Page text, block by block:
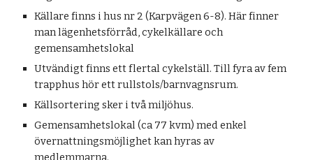
Källare finns i hus nr 2 (Karpvägen 6-8). Här finner
man lägenhetsförråd, cykelkällare och
gemensamhetslokal
Utvändigt finns ett flertal cykelställ. Till fyra av fem
trapphus hör ett rullstols/barnvagnsrum.
Källsortering sker i två miljöhus.
Gemensamhetslokal (ca 77 kvm) med enkel
övernattningsmöjlighet kan hyras av
medlemmarna.